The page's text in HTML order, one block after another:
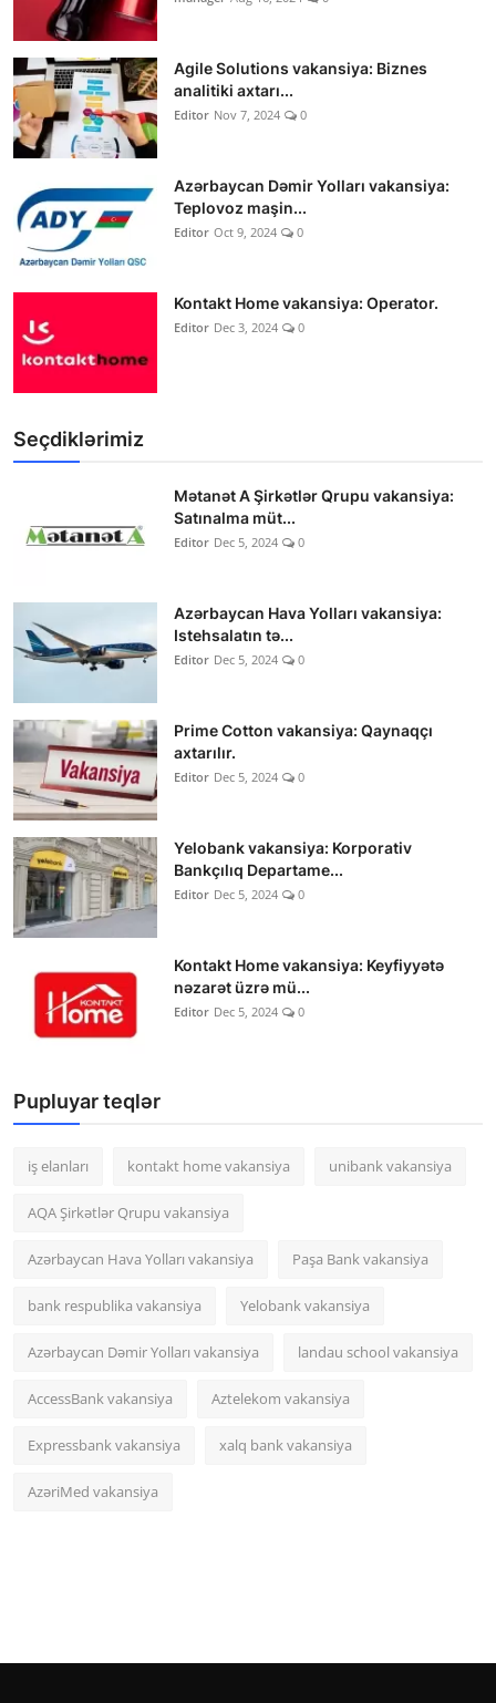
Agile Solutions vakansiya: Biznes
analitiki axtarı...
Editor Nov 7, 2024 0
Azərbaycan Dəmir Yolları vakansiya:
Teplovoz maşin...
Editor Oct 9, 2024 0
Kontakt Home vakansiya: Operator.
Editor Dec 3, 2024 0
Seçdiklərimiz
Mətanət A Şirkətlər Qrupu vakansiya:
Satınalma müt...
Editor Dec 5, 2024 0
Azərbaycan Hava Yolları vakansiya:
Istehsalatın tə...
Editor Dec 5, 2024 0
Prime Cotton vakansiya: Qaynaqçı
axtarılır.
Editor Dec 5, 2024 0
Yelobank vakansiya: Korporativ
Bankçılıq Departame...
Editor Dec 5, 2024 0
Kontakt Home vakansiya: Keyfiyyətə
nəzarət üzrə mü...
Editor Dec 5, 2024 0
Pupluyar teqlər
iş elanları kontakt home vakansiya unibank vakansiya
AQA Şirkətlər Qrupu vakansiya
Azərbaycan Hava Yolları vakansiya Paşa Bank vakansiya
bank respublika vakansiya Yelobank vakansiya
Azərbaycan Dəmir Yolları vakansiya landau school vakansiya
AccessBank vakansiya Aztelekom vakansiya
Expressbank vakansiya xalq bank vakansiya
AzəriMed vakansiya